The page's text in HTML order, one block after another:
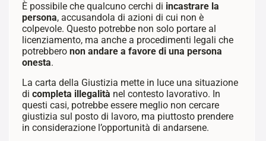
È possibile che qualcuno cerchi di incastrare la
persona, accusandola di azioni di cui non è
colpevole. Questo potrebbe non solo portare al
licenziamento, ma anche a procedimenti legali che
potrebbero non andare a favore di una persona
onesta.
La carta della Giustizia mette in luce una situazione
di completa illegalità nel contesto lavorativo. In
questi casi, potrebbe essere meglio non cercare
giustizia sul posto di lavoro, ma piuttosto prendere
in considerazione l’opportunità di andarsene.